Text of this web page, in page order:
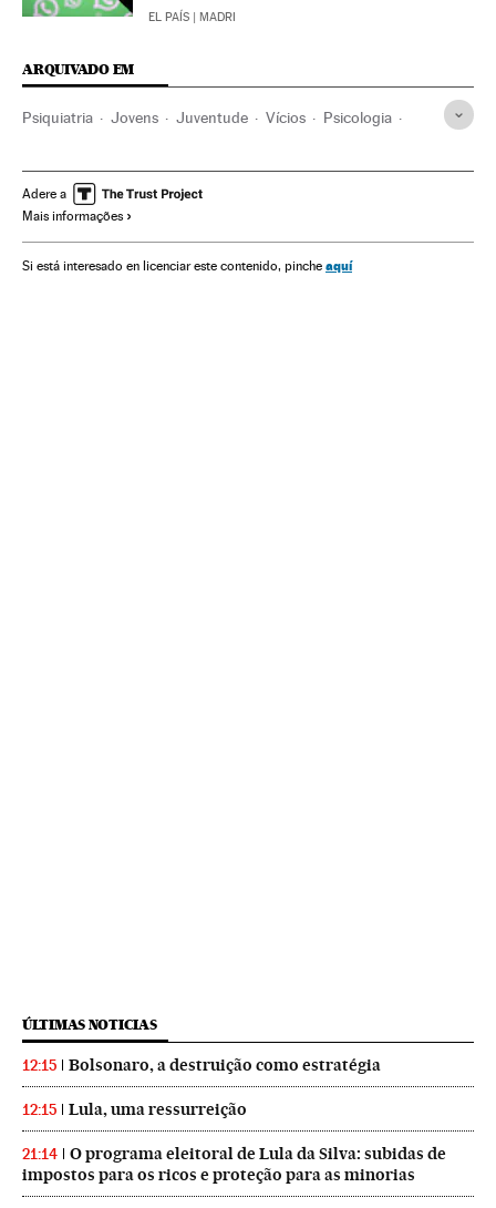
EL PAÍS | MADRI
ARQUIVADO EM
Psiquiatria Jovens Juventude Vícios Psicologia
Video games Medicina
Informática
Comunicações Indústria Sociedade Ciência
Adere a
Mais informações
Si está interesado en licenciar este contenido, pinche aquí
ÚLTIMAS NOTICIAS
12:15 Bolsonaro, a destruição como estratégia
12:15 Lula, uma ressurreição
21:14
O programa eleitoral de Lula da Silva: subidas de
impostos para os ricos e proteção para as minorias